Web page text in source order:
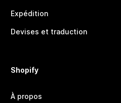
Expédition
Devises et traduction
Shopify
À propos